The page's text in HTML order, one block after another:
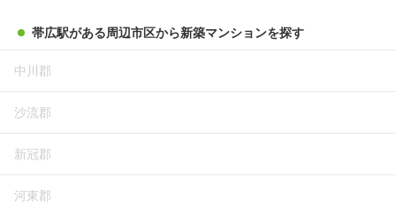
帯広駅がある周辺市区から新築マンションを探す
中川郡
沙流郡
新冠郡
河東郡